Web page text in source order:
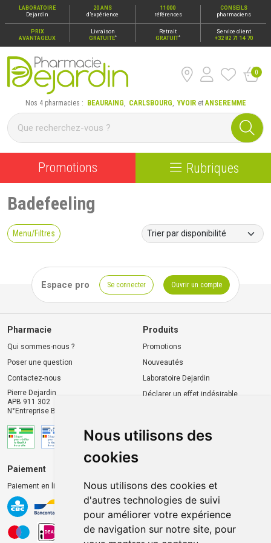
Nous utilisons des
cookies
Nous utilisons des cookies et
d'autres technologies de suivi
pour améliorer votre expérience
de navigation sur notre site, pour
LABORATOIRE
Dejardin
20 ANS
d’expérience
11000
références
CONSEILS
pharmaciens
PRIX
AVANTAGEUX
Livraison
GRATUITE*
Retrait
GRATUIT*
Service client
+32 82 71 14 70
Pharmacie Dejardin Nos 4 pharmacies : Beauraing,
0
Nos 4 pharmacies : BEAURAING, CARLSBOURG,YVOIRetANSEREMME
Promotions Rubriques
Badefeeling
Menu/Filtres
Espace pro Se connecter Ouvrir un compte
Pharmacie
Qui sommes-nous ?
Poser une question
Contactez-nous
Pierre Dejardin
APB 911 302
N°Entreprise BE0446.901.764
Produits
Promotions
Nouveautés
Laboratoire Dejardin
Déclarer un effet indésirable
Paiement
Paiement en ligne 100% sécurisé
Livraison chez vous
Livraison dans un Point
d’enlèvement
Retrait dans la pharmacie